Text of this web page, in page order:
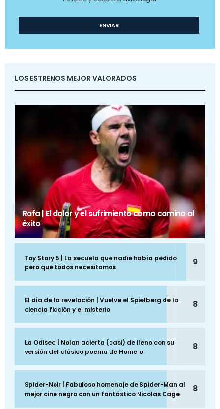
LOS ESTRENOS MEJOR VALORADOS
Rafa | El dolor y el sufrimiento como camino al
éxito
Toy Story 5 | La secuela que nadie había pedido
pero que todos necesitamos
9
El día de la revelación | Vuelve el Spielberg de la
ciencia ficción y el misterio
8
La Odisea | Nolan acierta (casi) de lleno con su
versión del clásico poema de Homero
8
Spider-Noir | Fabuloso homenaje de Spider-Man al
mejor cine negro con un fantástico Nicolas Cage
8